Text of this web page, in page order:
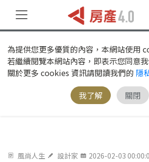
為提供您更多優質的內容，本網站使用
若繼續閱覽本網站內容，即表示您同意
關於更多 cookies 資訊請閱讀我們的 隱
我了解
關閉
風尚人生 設計家 2026-02-03